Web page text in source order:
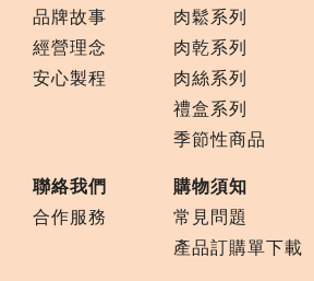
品牌故事
經營理念
安心製程
肉鬆系列
肉乾系列
肉絲系列
禮盒系列
季節性商品
聯絡我們
合作服務
購物須知
常見問題
產品訂購單下載